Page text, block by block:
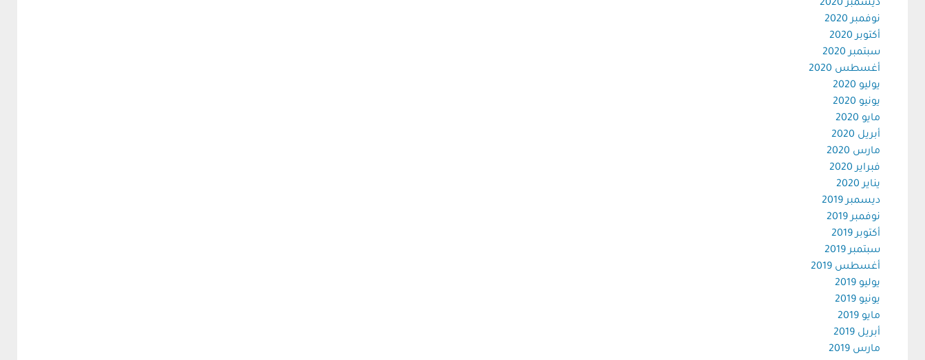
ديسمبر 2020
نوفمبر 2020
أكتوبر 2020
سبتمبر 2020
أغسطس 2020
يوليو 2020
يونيو 2020
مايو 2020
أبريل 2020
مارس 2020
فبراير 2020
يناير 2020
ديسمبر 2019
نوفمبر 2019
أكتوبر 2019
سبتمبر 2019
أغسطس 2019
يوليو 2019
يونيو 2019
مايو 2019
أبريل 2019
مارس 2019